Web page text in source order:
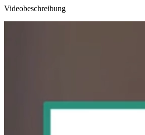
Videobeschreibung